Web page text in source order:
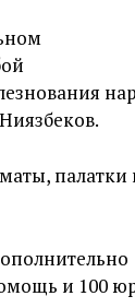
палатки
и 100